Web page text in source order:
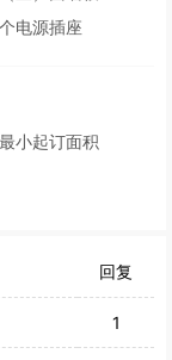
电源插座
小起订面积
回复
1